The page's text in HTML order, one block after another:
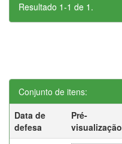
Resultado 1-1 de 1.
Conjunto de itens:
Data de
defesa
Pré-
visualização